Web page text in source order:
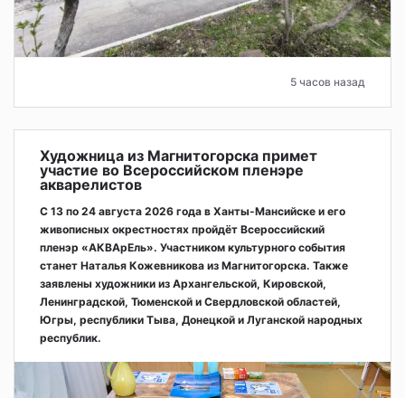
5 часов назад
Художница из Магнитогорска примет
участие во Всероссийском пленэре
акварелистов
С 13 по 24 августа 2026 года в Ханты-Мансийске и его
живописных окрестностях пройдёт Всероссийский
пленэр «АКВАрЕль». Участником культурного события
станет Наталья Кожевникова из Магнитогорска. Также
заявлены художники из Архангельской, Кировской,
Ленинградской, Тюменской и Свердловской областей,
Югры, республики Тыва, Донецкой и Луганской народных
республик.